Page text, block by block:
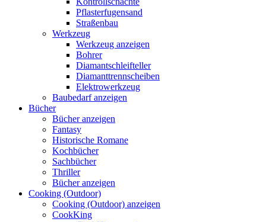
Pflasterfugensand
Straßenbau
Werkzeug
Werkzeug anzeigen
Bohrer
Diamantschleifteller
Diamanttrennscheiben
Elektrowerkzeug
Baubedarf anzeigen
Bücher
Bücher anzeigen
Fantasy
Historische Romane
Kochbücher
Sachbücher
Thriller
Bücher anzeigen
Cooking (Outdoor)
Cooking (Outdoor) anzeigen
CookKing